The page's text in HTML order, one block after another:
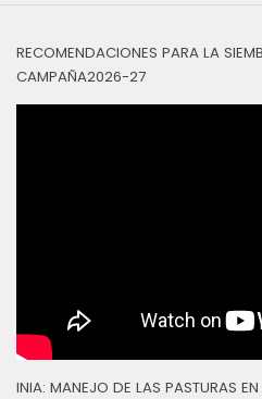
RECOMENDACIONES PARA LA
CAMPAÑA2026-27
INIA: MANEJO DE LAS PASTURAS